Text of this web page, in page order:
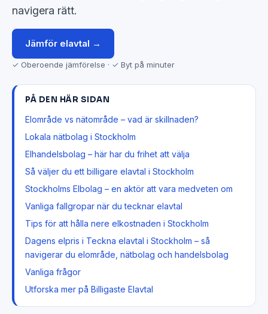
navigera rätt.
Jämför elavtal →
✓ Oberoende jämförelse · ✓ Byt på minuter
PÅ DEN HÄR SIDAN
Elområde vs nätområde – vad är skillnaden?
Lokala nätbolag i Stockholm
Elhandelsbolag – här har du frihet att välja
Så väljer du ett billigare elavtal i Stockholm
Stockholms Elbolag – en aktör att vara medveten om
Vanliga fallgropar när du tecknar elavtal
Tips för att hålla nere elkostnaden i Stockholm
Dagens elpris i Teckna elavtal i Stockholm – så
navigerar du elområde, nätbolag och handelsbolag
Vanliga frågor
Utforska mer på Billigaste Elavtal